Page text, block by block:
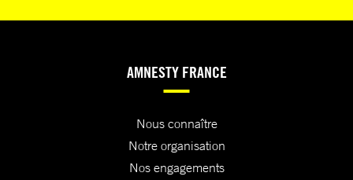
AMNESTY FRANCE
Nous connaître
Notre organisation
Nos engagements